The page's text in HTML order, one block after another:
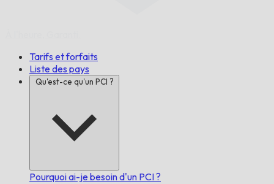
Tarifs et forfaits
Liste des pays
Qu'est-ce qu'un PCI ?
Pourquoi ai-je besoin d'un PCI ?